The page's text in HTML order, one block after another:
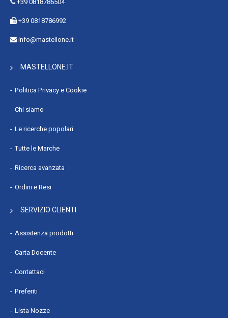
+39 0818786504
+39 0818786992
info@mastellone.it
MASTELLONE.IT
Politica Privacy e Cookie
Chi siamo
Le ricerche popolari
Tutte le Marche
Ricerca avanzata
Ordini e Resi
SERVIZIO CLIENTI
Assistenza prodotti
Carta Docente
Contattaci
Preferiti
Lista Nozze